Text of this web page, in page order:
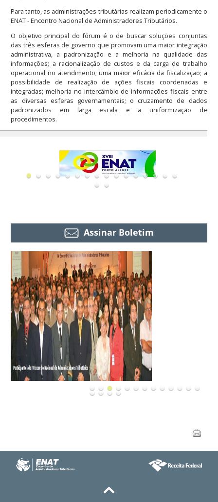
Para tanto, as administrações tributárias realizam periodicamente o
ENAT - Encontro Nacional de Administradores Tributários.
O objetivo principal do fórum é o de buscar soluções conjuntas
das três esferas de governo que promovam uma maior integração
administrativa, a padronização e a melhoria na qualidade das
informações; a racionalização de custos e da carga de trabalho
operacional no atendimento; uma maior eficácia da fiscalização; a
possibilidade de realização de ações fiscais coordenadas e
integradas; melhoria no intercâmbio de informações fiscais entre
as diversas esferas governamentais; o cruzamento de dados
padronizados em larga escala e a uniformização de
procedimentos.
Assinar Boletim